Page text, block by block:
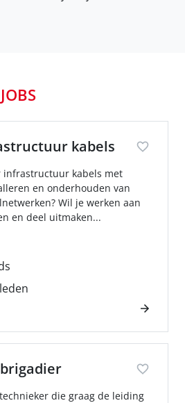
JOBS
kabels
infrastructuur kabels met
en onderhouden van
Wil je werken aan
en deel uitmaken...
die graag de leiding